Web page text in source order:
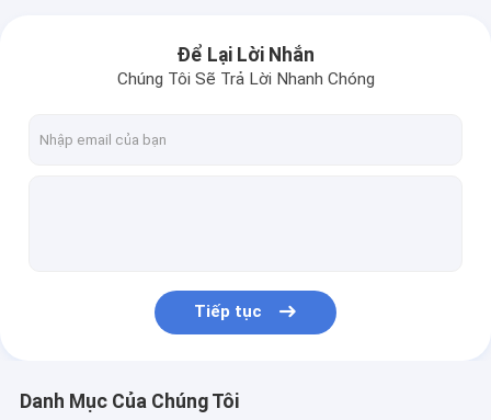
Để Lại Lời Nhắn
Chúng Tôi Sẽ Trả Lời Nhanh Chóng
Tiếp tục
Danh Mục Của Chúng Tôi